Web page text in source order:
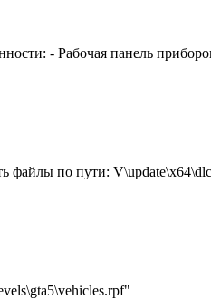
- Рабочая панель
по пути: